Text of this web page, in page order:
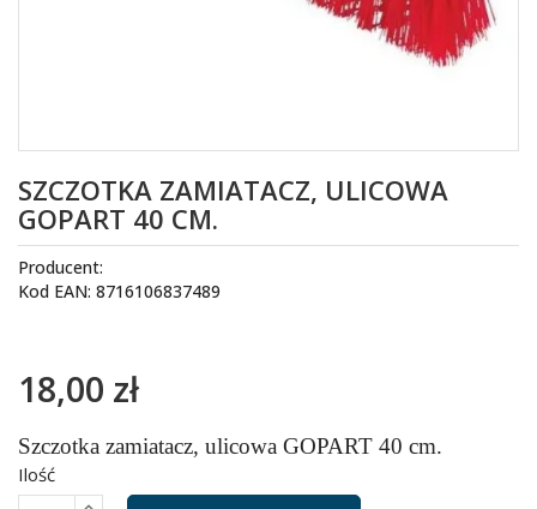
SZCZOTKA ZAMIATACZ, ULICOWA
GOPART 40 CM.
Producent:
Kod EAN: 8716106837489
18,00 zł
Szczotka zamiatacz, ulicowa GOPART 40 cm.
Ilość